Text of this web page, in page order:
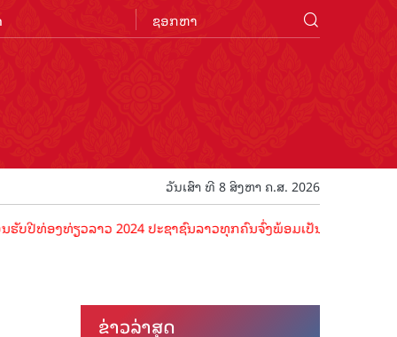
ວັນເສົາ ທີ 8 ສິງຫາ ຄ.ສ. 2026
ງທ່ຽວລາວ 2024 ປະຊາຊົນລາວທຸກຄົນຈົ່ງພ້ອມເປັນເຈົ້າພາບທີ່ດີ ຕ້ອນຮັ
ຂ່າວ​ລ່າ​ສຸດ